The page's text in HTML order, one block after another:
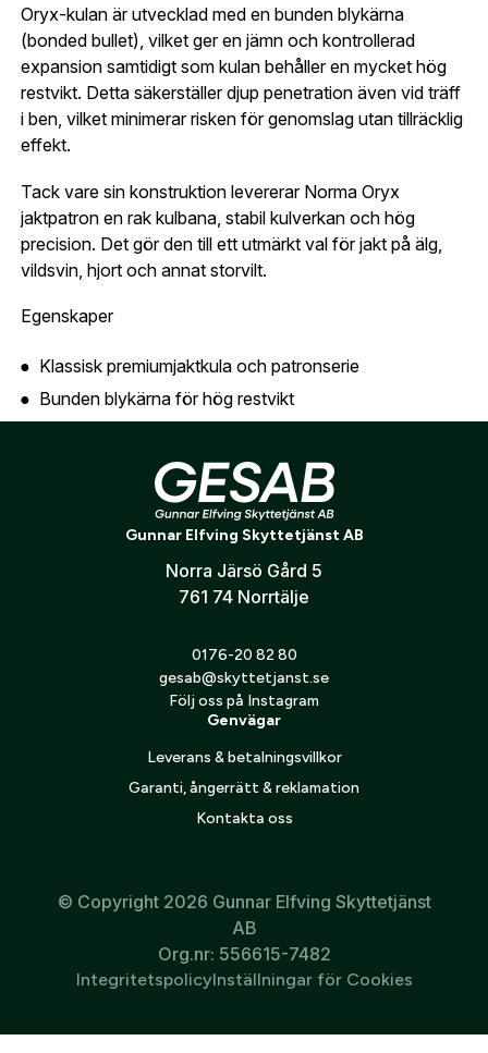
Oryx-kulan är utvecklad med en bunden blykärna
(bonded bullet), vilket ger en jämn och kontrollerad
expansion samtidigt som kulan behåller en mycket hög
restvikt. Detta säkerställer djup penetration även vid träff
i ben, vilket minimerar risken för genomslag utan tillräcklig
effekt.
Tack vare sin konstruktion levererar Norma Oryx
jaktpatron en rak kulbana, stabil kulverkan och hög
precision. Det gör den till ett utmärkt val för jakt på älg,
vildsvin, hjort och annat storvilt.
Egenskaper
Klassisk premiumjaktkula och patronserie
Bunden blykärna för hög restvikt
Djup och rak penetration
Pålitlig verkan även vid benträff
Stabil kulbana
Mycket god precision
Lämplig för jakt på medelstort och stort vilt
Skapa konto och handla enklare
Är du företag eller förening?Med ett eget
konto hos oss får du snabbare utcheckning,
översikt över dina beställningar och sparade
uppgifter.
Är du en förening eller ett företag? Kontakta
oss så hjälper vi dig att skapa ett konto.
Telefon:*
Land:
E-post:* (kommer bli ditt användarnamn)
Verifiera e-post:
Jag godkänner att mina personuppgifter behandlas enligt
integritetspolicyn.
Bevaka
Gunnar Elfving Skyttetjänst AB
Norra Järsö Gård 5
761 74 Norrtälje
0176-20 82 80
gesab@skyttetjanst.se
Följ oss på Instagram
Genvägar
Leverans & betalningsvillkor
Garanti, ångerrätt & reklamation
Kontakta oss
© Copyright 2026 Gunnar Elfving Skyttetjänst
AB
Org.nr: 556615-7482
IntegritetspolicyInställningar för Cookies